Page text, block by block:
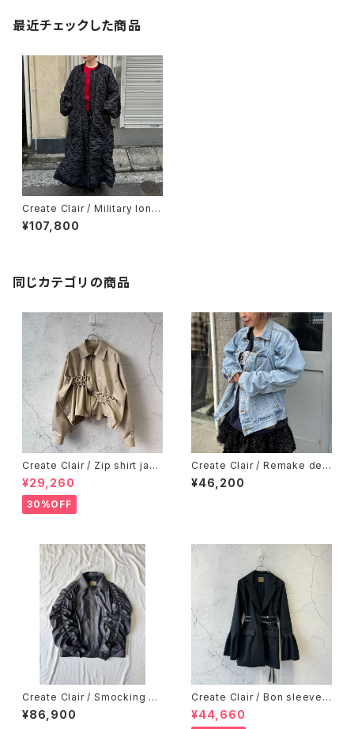
最近チェックした商品
Create Clair / Military long
jacket / Black
¥107,800
同じカテゴリの商品
Create Clair / Zip shirt jack
et / Beige
¥29,260
30%OFF
Create Clair / Remake deni
m jacket / Blue
¥46,200
Create Clair / Smocking sl
eeve eco-leather jacket(M
EN) / Black
¥86,900
Create Clair / Bon sleeve
belt jacket / Black
¥44,660